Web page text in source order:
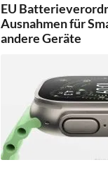
EU
Ausnahmen für
andere Geräte